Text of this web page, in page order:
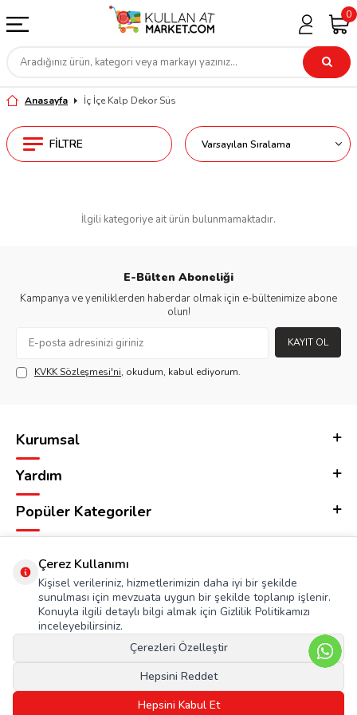
0
Anasayfa İç İçe Kalp Dekor Süs
FILTRE
İlgili kategoriye ait ürün bulunmamaktadır.
E-Bülten Aboneliği
Kampanya ve yeniliklerden haberdar olmak için e-bültenimize abone
olun!
KAYIT OL
KVKK Sözleşmesi'ni, okudum, kabul ediyorum.
Kurumsal
Yardım
Popüler Kategoriler
Çerez Kullanımı
Kişisel verileriniz, hizmetlerimizin daha iyi bir şekilde
sunulması için mevzuata uygun bir şekilde toplanıp işlenir.
Konuyla ilgili detaylı bilgi almak için Gizlilik Politikamızı
inceleyebilirsiniz.
Çerezleri Özelleştir
Hepsini Reddet
Hepsini Kabul Et